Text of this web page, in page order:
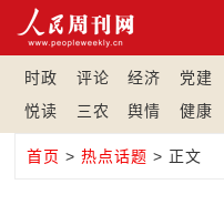
时政 评论 经济 党建
悦读
三农 舆情 健康
首页 >热点话题 > 正文